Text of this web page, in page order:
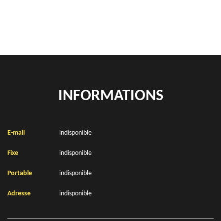
INFORMATIONS
E-mail indisponible
Fixe indisponible
Portable indisponible
Adresse indisponible